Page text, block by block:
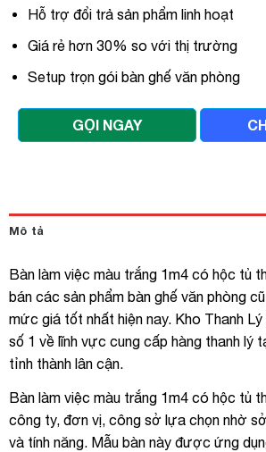
Hỗ trợ đổi trả sản phẩm linh hoạt
Giá rẻ hơn 30% so với thị trường
Setup trọn gói bàn ghế văn phòng
GỌI NGAY
Mô tả
Bàn làm việc màu trắng 1m4 có hộc tủ
bán các sản phẩm bàn ghế văn phòng
mức giá tốt nhất hiện nay. Kho Thanh
số 1 về lĩnh vực cung cấp hàng thanh lý
tỉnh thành lân cận.
Bàn làm việc màu trắng 1m4 có hộc tủ
công ty, đơn vị, công sở lựa chọn nhờ
và tính năng. Mẫu bàn này được ứng